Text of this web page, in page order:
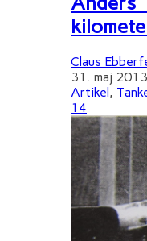
Claus
31. maj 2013
Artikel ,
14